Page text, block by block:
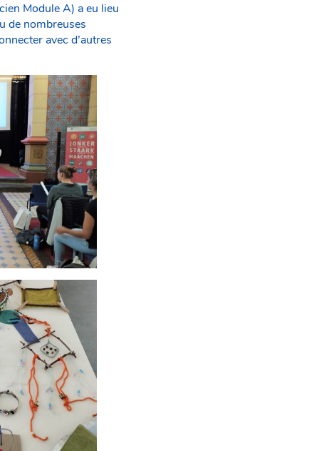
Module A) a eu lieu
de nombreuses
avec d’autres